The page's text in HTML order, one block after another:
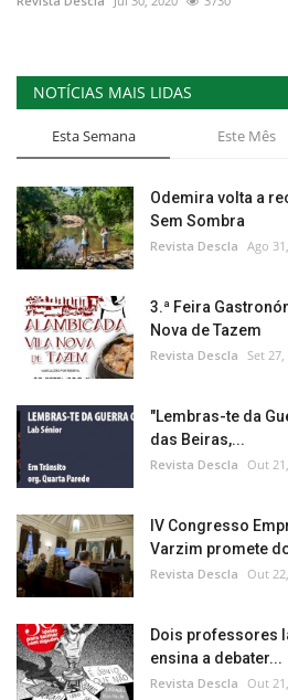
NOTÍCIAS MAIS LIDAS
Esta Semana Este Mês
Odemira volta a
Sem Sombra
Revista Descla Ago
3.ª Feira
Nova de Tazem
Revista Descla Set 27,
"Lembras-te da
das Beiras,...
Revista Descla Out
IV Congresso
Varzim promete
Revista Descla Out
Dois professores
ensina a debater...
Revista Descla Out